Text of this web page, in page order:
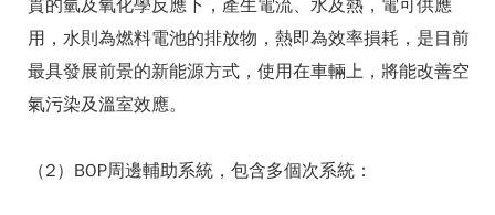
貫的氫及氧化學反應下，產生電流、水及熱，電可供應
用，水則為燃料電池的排放物，熱即為效率損耗，是目前
最具發展前景的新能源方式，使用在車輛上，將能改善空
氣污染及溫室效應。
（2）BOP周邊輔助系統，包含多個次系統：